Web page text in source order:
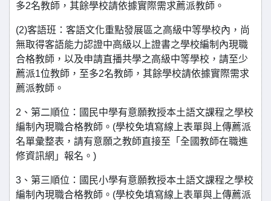
多2名教師，其餘學校請依據實際需求薦派教師。
(2)客語班：客語文化重點發展區之高級中等學校內，尚
無取得客語能力認證中高級以上證書之學校編制內現職
合格教師，以及申請直播共學之高級中等學校，請至少
薦派1位教師，至多2名教師，其餘學校請依據實際需求
薦派教師。
2、第二順位：國民中學有意願教授本土語文課程之學校
編制內現職合格教師。(學校免填寫線上表單與上傳薦派
名單彙整表，請有意願之教師直接至「全國教師在職進
修資訊網」報名。)
3、第三順位：國民小學有意願教授本土語文課程之學校
編制內現職合格教師。(學校免填寫線上表單與上傳薦派